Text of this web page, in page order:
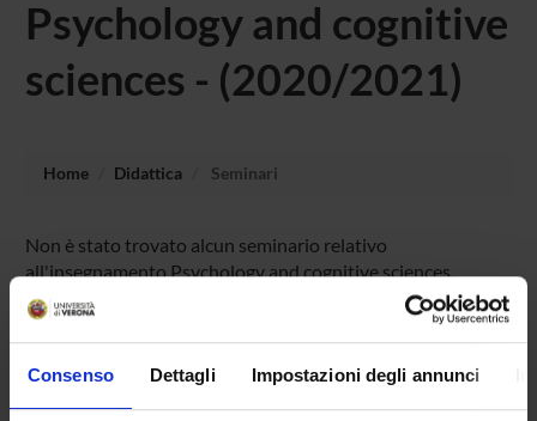
Consenso Dettagli Impostazioni degli annunci
Psychology and cognitive
sciences - (2020/2021)
Home Didattica Seminari
Non è stato trovato alcun seminario relativo
all'insegnamento Psychology and cognitive sciences.
OFFERTA FORMATIVA